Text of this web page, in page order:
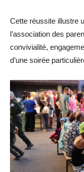
Cette réussite illustre
l’association des
convivialité,
d’une soirée